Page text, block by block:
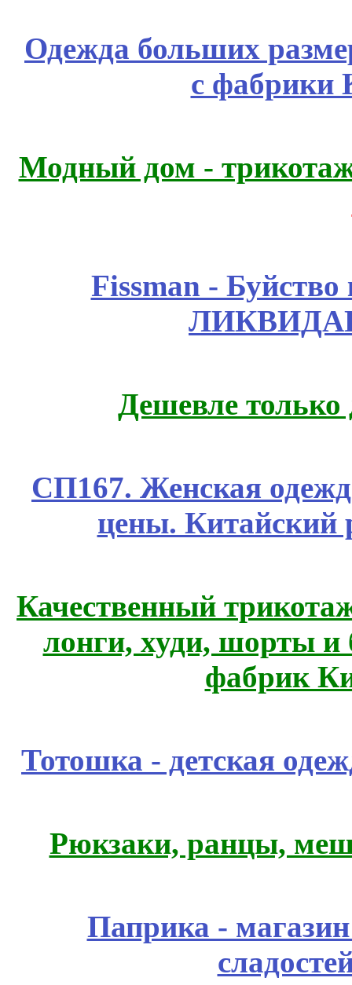
Одежда больших
с фабрики
Модный дом -
Fissmаn -
Дешевле
СП167. Женская
цены. Китайский
Качественный
лонги, худи, шорты
фабрик
Тотошка - детская
Рюкзаки, ранцы,
Паприка -